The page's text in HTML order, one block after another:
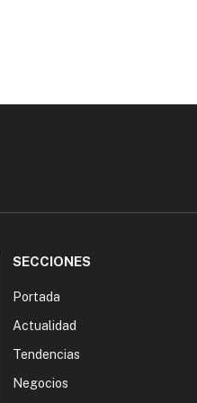
SECCIONES
Portada
Actualidad
Tendencias
Negocios